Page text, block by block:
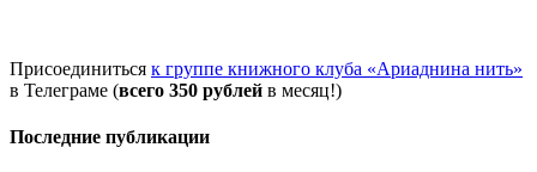
Присоединиться к группе книжного клуба «Ариаднина нить»
в Телеграме (всего 350 рублей в месяц!)
Последние публикации